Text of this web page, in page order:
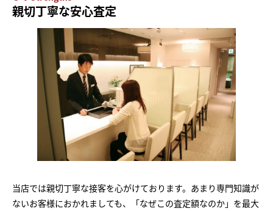
親切丁寧な安心査定
当店では親切丁寧な接客を心がけております。あまり専門知識が
ないお客様におかれましても、「なぜこの査定額なのか」を最大